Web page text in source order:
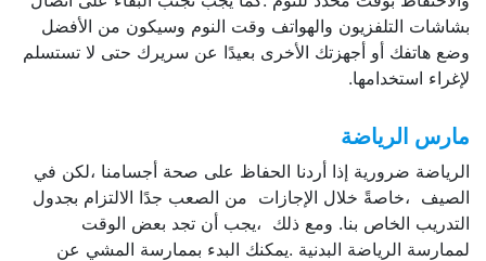
بشاشات التلفزيون والهواتف وقت النوم وسيكون من الأفضل
وضع هاتفك أو أجهزتك الأخرى بعيدًا عن سريرك حتى لا تستسلم
لإغراء استخدامها.
مارس الرياضة
الرياضة ضرورية إذا أردنا الحفاظ على صحة أجسامنا ،لكن في
الصيف ،خاصةً خلال الإجازات من الصعب جدًا الالتزام بجدول
التدريب الخاص بنا. ومع ذلك ،يجب أن تجد بعض الوقت
لممارسة الرياضة البدنية .يمكنك البدء بممارسة المشي عن